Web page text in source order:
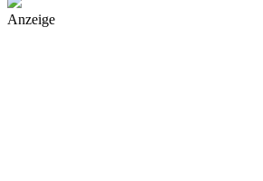
Anzeige